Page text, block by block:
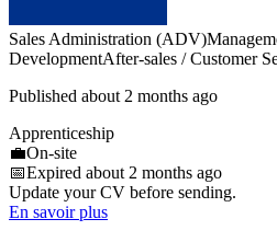
Sales Administration (ADV)
DevelopmentAfter-sales / Customer
Published about 2 months ago
Apprenticeship
💼On-site
📅Expired about 2 months ago
Update your CV before sending.
En savoir plus